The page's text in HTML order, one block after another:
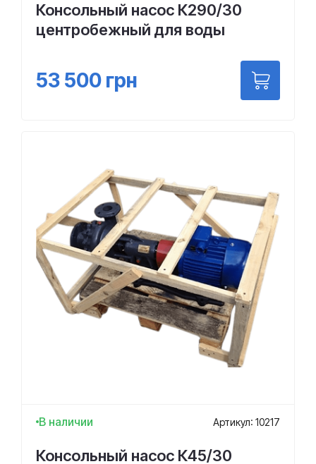
Консольный насос К290/30
центробежный для воды
53 500 грн
В наличии Артикул: 10217
Консольный насос К45/30